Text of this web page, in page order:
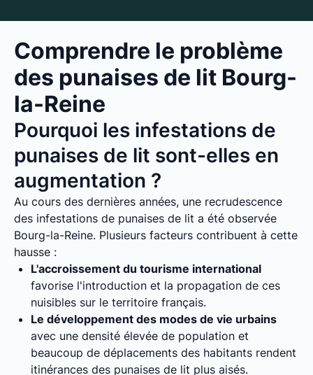
Comprendre le problème
des punaises de lit Bourg-
la-Reine
Pourquoi les infestations de
punaises de lit sont-elles en
augmentation ?
Au cours des dernières années, une recrudescence
des infestations de punaises de lit a été observée
Bourg-la-Reine. Plusieurs facteurs contribuent à cette
hausse :
L'accroissement du tourisme international
favorise l'introduction et la propagation de ces
nuisibles sur le territoire français.
Le développement des modes de vie urbains
avec une densité élevée de population et
beaucoup de déplacements des habitants rendent
itinérances des punaises de lit plus aisés.